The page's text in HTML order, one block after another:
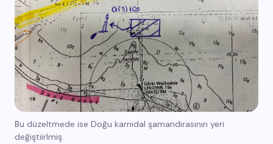
Bu düzeltmede ise Doğu karnidal şamandırasının yeri
değiştiirlmiş.